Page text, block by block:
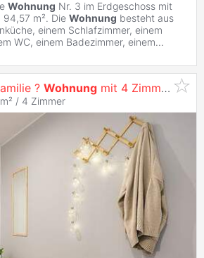
Wohnung Nr. 3 im Erdgeschoss mit
m². Die Wohnung besteht aus
einem Schlafzimmer, einem
WC, einem Badezimmer, einem...
? Wohnung mit 4 Zimmern und Loggien
/ 4 Zimmer